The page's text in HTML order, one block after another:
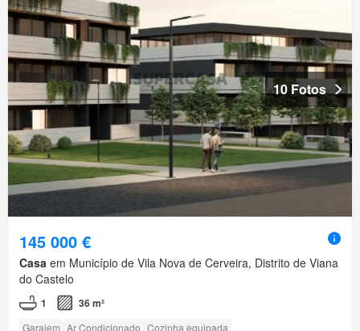
10 Fotos
145 000 €
Casa em Município de Vila Nova de Cerveira, Distrito de Viana
do Castelo
1 36 m²
Garajem Ar Condicionado Cozinha equipada